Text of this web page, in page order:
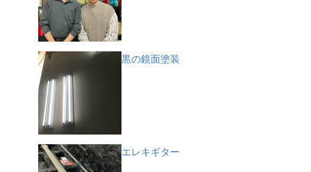
黒の鏡面塗装
エレキギター